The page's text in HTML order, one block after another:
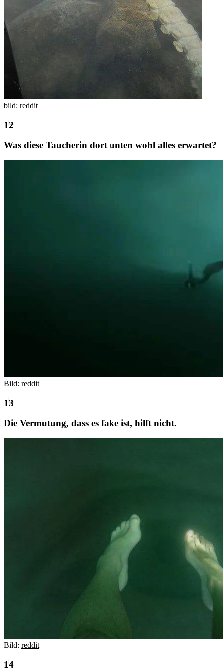
bild: reddit
Was diese Taucherin dort unten wohl alles erwartet?
Bild: reddit
Die Vermutung, dass es fake ist, hilft nicht.
Bild: reddit